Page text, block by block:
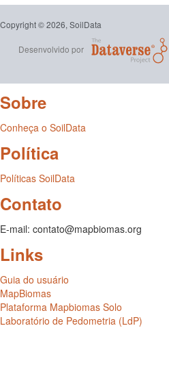
Copyright © 2026, SoilData
Desenvolvido por
Sobre
Conheça o SoilData
Política
Políticas SoilData
Contato
E-mail: contato@mapbiomas.org
Links
Guia do usuário
MapBiomas
Plataforma Mapbiomas Solo
Laboratório de Pedometria (LdP)